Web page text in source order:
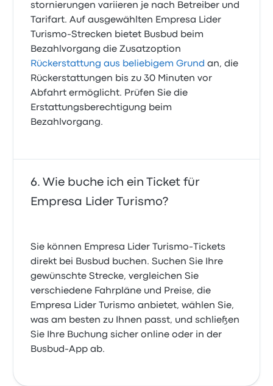
stornierungen variieren je nach Betreiber und
Tarifart. Auf ausgewählten Empresa Lider
Turismo-Strecken bietet Busbud beim
Bezahlvorgang die Zusatzoption
Rückerstattung aus beliebigem Grund an, die
Rückerstattungen bis zu 30 Minuten vor
Abfahrt ermöglicht. Prüfen Sie die
Erstattungsberechtigung beim
Bezahlvorgang.
Wie buche ich ein Ticket für
Empresa Lider Turismo?
Sie können Empresa Lider Turismo-Tickets
direkt bei Busbud buchen. Suchen Sie Ihre
gewünschte Strecke, vergleichen Sie
verschiedene Fahrpläne und Preise, die
Empresa Lider Turismo anbietet, wählen Sie,
was am besten zu Ihnen passt, und schließen
Sie Ihre Buchung sicher online oder in der
Busbud-App ab.